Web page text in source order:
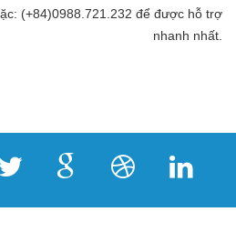
(+84)0988.721.232 để được hỗ trợ
nhanh nhất.